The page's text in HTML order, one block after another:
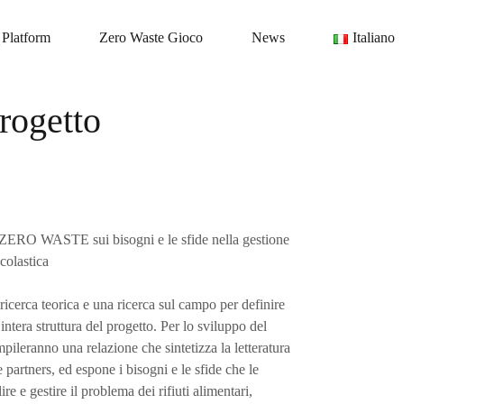
Zero Waste Gioco News Italiano
WASTE sui bisogni e le sfide nella gestione
teorica e una ricerca sul campo per definire
struttura del progetto. Per lo sviluppo del
una relazione che sintetizza la letteratura
ed espone i bisogni e le sfide che le
e gestire il problema dei rifiuti alimentari,